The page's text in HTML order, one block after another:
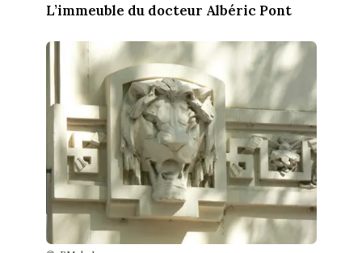
L’immeuble du docteur Albéric Pont